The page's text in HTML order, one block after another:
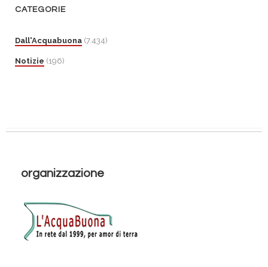
CATEGORIE
Dall'Acquabuona (7.434)
Notizie (196)
organizzazione